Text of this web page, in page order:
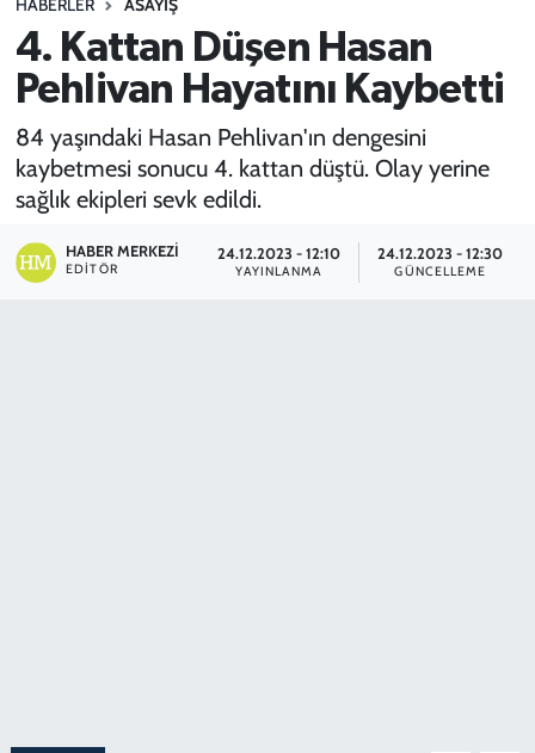
HABERLER ASAYİŞ
4. Kattan Düşen Hasan
Pehlivan Hayatını Kaybetti
84 yaşındaki Hasan Pehlivan'ın dengesini
kaybetmesi sonucu 4. kattan düştü. Olay yerine
sağlık ekipleri sevk edildi.
HABER MERKEZI
EDITÖR
24.12.2023 - 12:10
YAYINLANMA
24.12.2023 - 12:30
GÜNCELLEME
SPOR
TEKNOLOJİ
YAŞAM